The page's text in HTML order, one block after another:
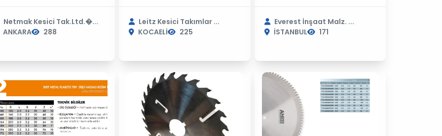
Netmak Kesici Tak.Ltd.�...
ANKARA
288
Leitz Kesici Takımlar ...
KOCAELİ
225
Everest İnşaat Malz. ...
İSTANBUL
171